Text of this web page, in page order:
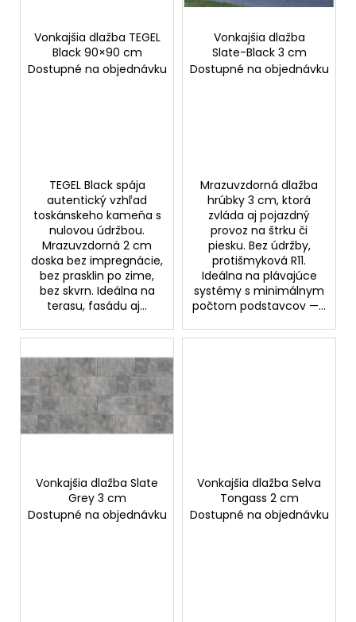
d
Vonkajšia dlažba TEGEL
Black 90×90 cm
Dostupné na objednávku
TEGEL Black spája
autentický vzhľad
toskánskeho kameňa s
nulovou údržbou.
Mrazuvzdorná 2 cm
doska bez impregnácie,
bez prasklin po zime,
bez skvrn. Ideálna na
terasu, fasádu aj...
Vonkajšia dlažba
Slate-Black 3 cm
Dostupné na objednávku
Mrazuvzdorná dlažba
hrúbky 3 cm, ktorá
zvláda aj pojazdný
provoz na štrku či
piesku. Bez údržby,
protišmyková R11.
Ideálna na plávajúce
systémy s minimálnym
počtom podstavcov —...
Vonkajšia dlažba Slate
Grey 3 cm
Dostupné na objednávku
Vonkajšia dlažba Selva
Tongass 2 cm
Dostupné na objednávku